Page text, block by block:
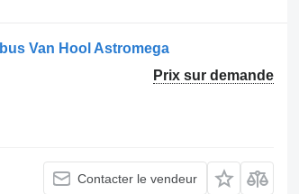
Van Hool Astromega
Prix sur demande
Contacter le vendeur